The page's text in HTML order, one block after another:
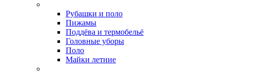
Рубашки и поло
Пижамы
Поддёва и термобельё
Головные уборы
Поло
Майки летние